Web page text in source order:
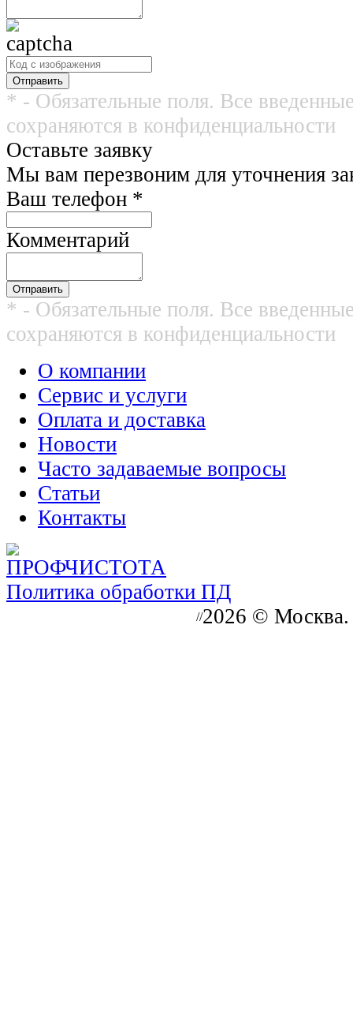
* - Обязательные поля. Все
сохраняются в конфиденциальности
Оставьте заявку
Мы вам перезвоним для уточнения
Ваш телефон *
Комментарий
* - Обязательные поля. Все
сохраняются в конфиденциальности
О компании
Сервис и услуги
Оплата и доставка
Новости
Часто задаваемые вопросы
Статьи
Контакты
Политика обработки ПД
//2026 ©